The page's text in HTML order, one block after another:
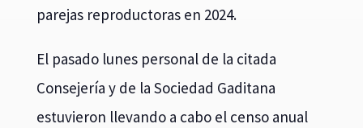
parejas reproductoras en 2024.
El pasado lunes personal de la citada
Consejería y de la Sociedad Gaditana
estuvieron llevando a cabo el censo anual